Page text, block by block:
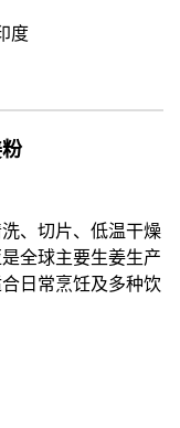
度
、切片、低温干燥
全球主要生姜生产
日常烹饪及多种饮